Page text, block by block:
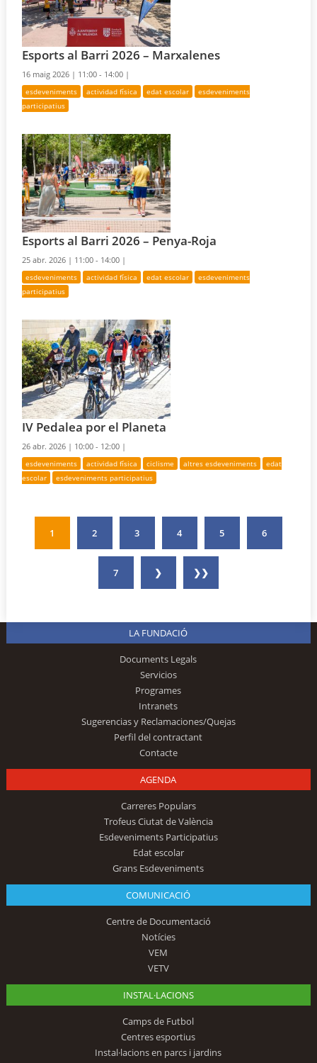
Esports al Barri 2026 – Marxalenes
16 maig 2026 | 11:00 - 14:00 |
esdeveniments actividad física edat escolar
esdeveniments
participatius
Esports al Barri 2026 – Penya-Roja
25 abr. 2026 | 11:00 - 14:00 |
esdeveniments actividad física edat escolar
esdeveniments
participatius
IV Pedalea por el Planeta
26 abr. 2026 | 10:00 - 12:00 |
esdeveniments actividad física ciclisme altres esdeveniments
edat
escolar
esdeveniments participatius
1 2 3 4 5 6
7 ❯ ❯❯
LA FUNDACIÓ
Documents Legals
Servicios
Programes
Intranets
Sugerencias y Reclamaciones/Quejas
Perfil del contractant
Contacte
AGENDA
Carreres Populars
Trofeus Ciutat de València
Esdeveniments Participatius
Edat escolar
Grans Esdeveniments
COMUNICACIÓ
Centre de Documentació
Notícies
VEM
VETV
INSTAL·LACIONS
Camps de Futbol
Centres esportius
Instal·lacions en parcs i jardins